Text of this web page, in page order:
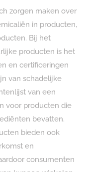
zorgen maken over
in producten,
Bij het
producten is het
en certificeringen
van schadelijke
van een
voor producten die
bevatten.
bieden ook
en
consumenten